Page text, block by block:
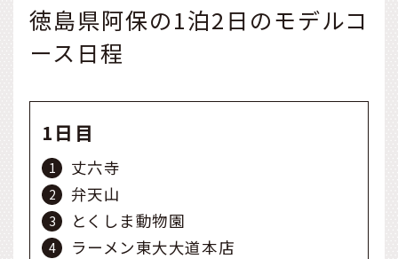
徳島県阿保の1泊2日のモデルコ
ース日程
1日目
丈六寺
弁天山
とくしま動物園
ラーメン東大大道本店